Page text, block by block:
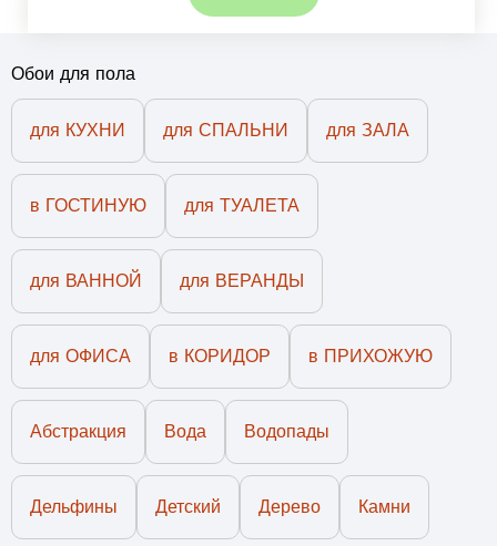
Обои для пола
для КУХНИ для СПАЛЬНИ для ЗАЛА
в ГОСТИНУЮ для ТУАЛЕТА
для ВАННОЙ для ВЕРАНДЫ
для ОФИСА в КОРИДОР в ПРИХОЖУЮ
Абстракция Вода Водопады
Дельфины Детский Дерево Камни